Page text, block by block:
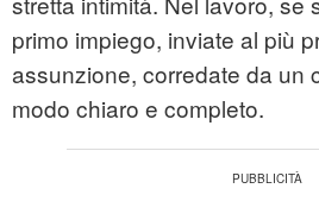
primo impiego, inviate al più
assunzione, corredate da un
modo chiaro e completo.